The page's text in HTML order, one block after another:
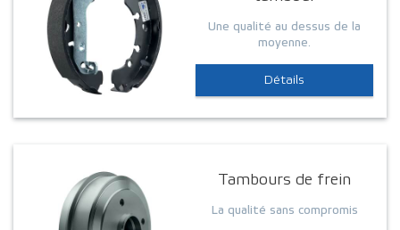
Une qualité au dessus de la
moyenne.
Détails
Tambours de frein
La qualité sans compromis